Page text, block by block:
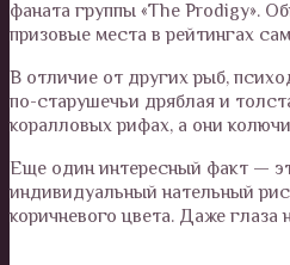
фаната группы «The Prodigy».
призовые места в рейтингах
В отличие от других рыб,
по-старушечьи дряблая и
коралловых рифах, а они
Еще один интересный факт —
индивидуальный нательный
коричневого цвета. Даже